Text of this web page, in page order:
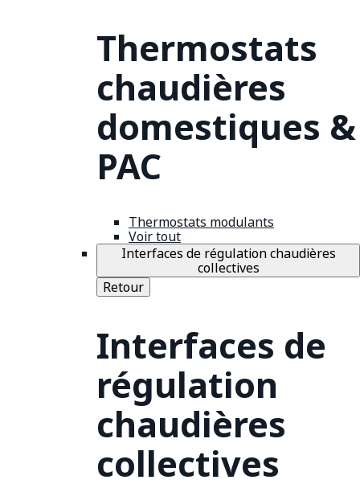
Thermostats
chaudières
domestiques &
PAC
Thermostats modulants
Voir tout
Interfaces de régulation chaudières
collectives
Retour
Interfaces de
régulation
chaudières
collectives